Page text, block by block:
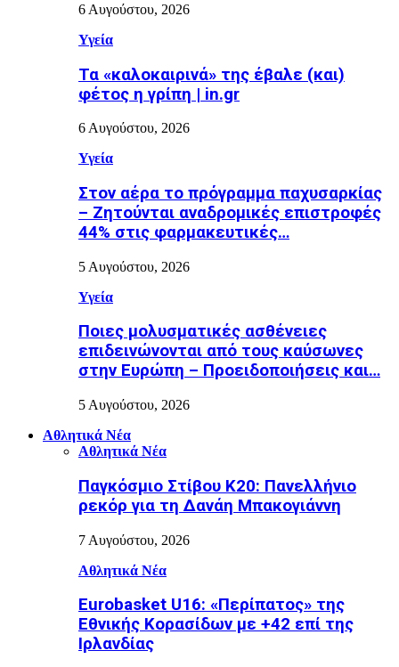
6 Αυγούστου, 2026
Υγεία
Τα «καλοκαιρινά» της έβαλε (και)
φέτος η γρίπη | in.gr
6 Αυγούστου, 2026
Υγεία
Στον αέρα το πρόγραμμα παχυσαρκίας
– Ζητούνται αναδρομικές επιστροφές
44% στις φαρμακευτικές…
5 Αυγούστου, 2026
Υγεία
Ποιες μολυσματικές ασθένειες
επιδεινώνονται από τους καύσωνες
στην Ευρώπη – Προειδοποιήσεις και…
5 Αυγούστου, 2026
Αθλητικά Νέα
Αθλητικά Νέα
Παγκόσμιο Στίβου Κ20: Πανελλήνιο
ρεκόρ για τη Δανάη Μπακογιάννη
7 Αυγούστου, 2026
Αθλητικά Νέα
Eurobasket U16: «Περίπατος» της
Εθνικής Κορασίδων με +42 επί της
Ιρλανδίας